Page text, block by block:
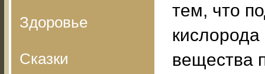
Здоровье
Сказки
тем, что
вещества